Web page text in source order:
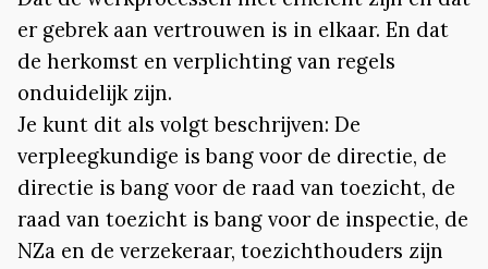
er gebrek aan vertrouwen is in elkaar. En dat
de herkomst en verplichting van regels
onduidelijk zijn.
Je kunt dit als volgt beschrijven: De
verpleegkundige is bang voor de directie, de
directie is bang voor de raad van toezicht, de
raad van toezicht is bang voor de inspectie, de
NZa en de verzekeraar, toezichthouders zijn